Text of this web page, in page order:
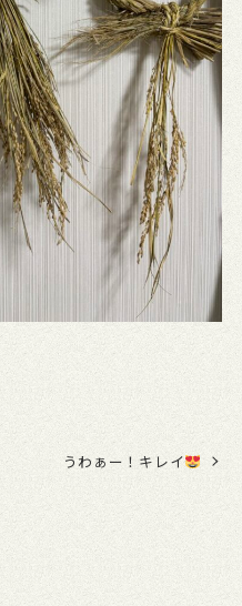
うわぁー！キレイ